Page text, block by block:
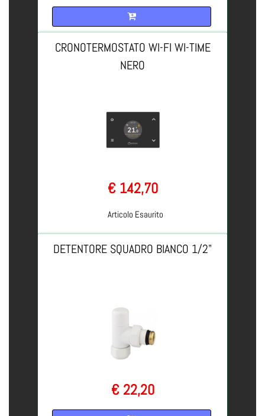
CRONOTERMOSTATO WI-FI WI-TIME
NERO
€ 142,70
Articolo Esaurito
DETENTORE SQUADRO BIANCO 1/2"
€ 22,20